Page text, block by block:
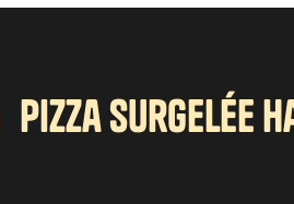
pizza surgelée